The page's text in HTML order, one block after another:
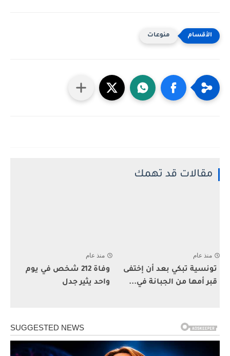
منوعات
مقالات قد تهمك
منذ عام
تونسية تبكي بعد أن إختفى
قبر أمها من الجبانة في...
منذ عام
وفاة 212 شخص في يوم
واحد يثير جدل